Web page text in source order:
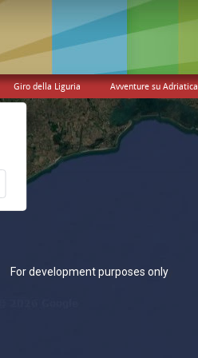
Giro della Liguria Avventure su Adriatica
For development purposes only
For development purposes only